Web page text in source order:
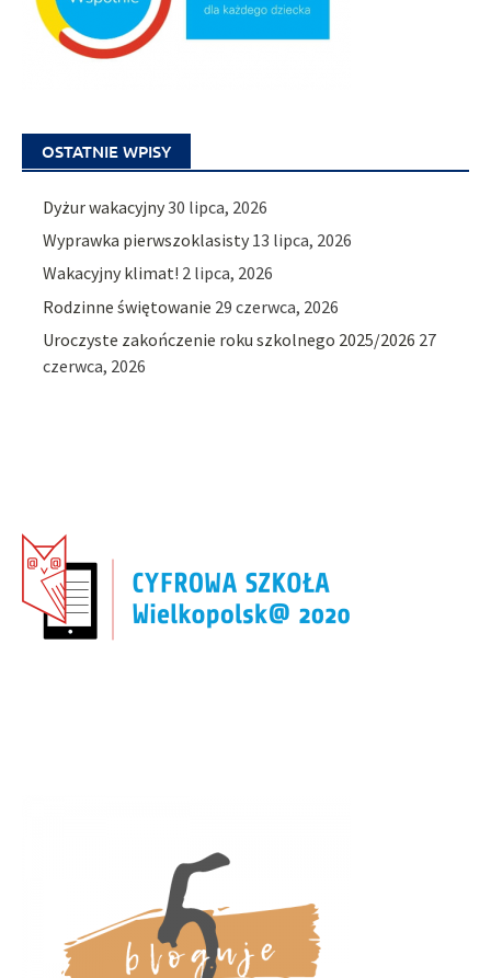
OSTATNIE WPISY
Dyżur wakacyjny30 lipca, 2026
Wyprawka pierwszoklasisty 13 lipca, 2026
Wakacyjny klimat! 2 lipca, 2026
Rodzinne świętowanie 29 czerwca, 2026
Uroczyste zakończenie roku szkolnego 2025/2026 27
czerwca, 2026